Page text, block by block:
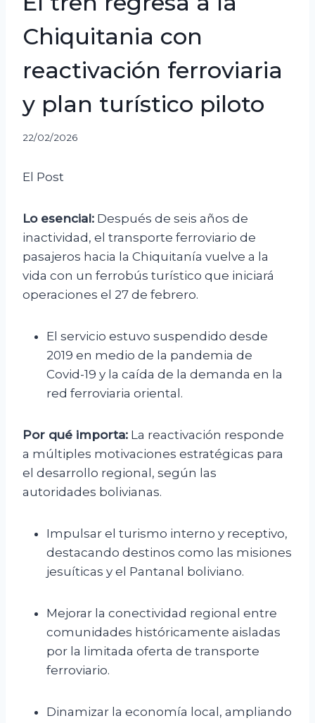
Chiquitania con
reactivación ferroviaria
y plan turístico piloto
22/02/2026
El Post
Lo esencial: Después de seis años de
inactividad, el transporte ferroviario de
pasajeros hacia la Chiquitanía vuelve a la
vida con un ferrobús turístico que iniciará
operaciones el 27 de febrero.
El servicio estuvo suspendido desde
2019 en medio de la pandemia de
Covid-19 y la caída de la demanda en la
red ferroviaria oriental.
Por qué importa: La reactivación responde
a múltiples motivaciones estratégicas para
el desarrollo regional, según las
autoridades bolivianas.
Impulsar el turismo interno y receptivo,
destacando destinos como las misiones
jesuíticas y el Pantanal boliviano.
Mejorar la conectividad regional entre
comunidades históricamente aisladas
por la limitada oferta de transporte
ferroviario.
Dinamizar la economía local, ampliando